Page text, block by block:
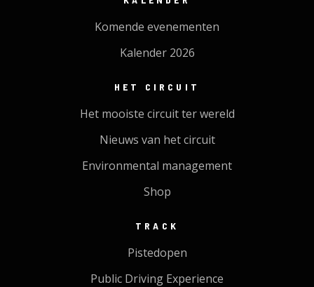
Komende evenementen
Kalender 2026
HET CIRCUIT
Het mooiste circuit ter wereld
Nieuws van het circuit
Environmental management
Shop
TRACK
Pistedopen
Public Driving Experience